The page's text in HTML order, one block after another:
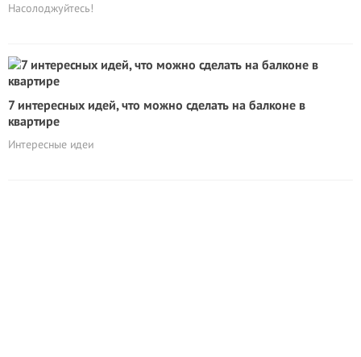
Насолоджуйтесь!
7 интересных идей, что можно сделать на балконе в
квартире
Интересные идеи